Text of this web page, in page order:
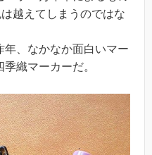
越えてしまうのではな
年、なかなか面白いマー
織マーカーだ。